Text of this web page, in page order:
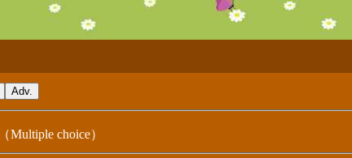
（Multiple choice）